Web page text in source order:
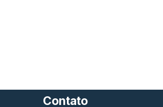
Contato